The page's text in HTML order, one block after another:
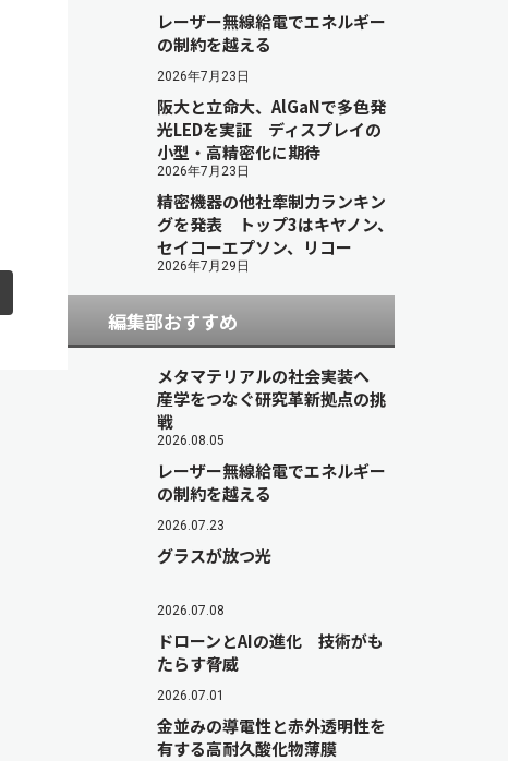
レーザー無線給電でエネルギー
の制約を越える
2026年7月23日
阪大と立命大、AlGaNで多色発
光LEDを実証 ディスプレイの
小型・高精密化に期待
2026年7月23日
精密機器の他社牽制力ランキン
グを発表 トップ3はキヤノン、
セイコーエプソン、リコー
2026年7月29日
編集部おすすめ
メタマテリアルの社会実装へ
産学をつなぐ研究革新拠点の挑
戦
2026.08.05
レーザー無線給電でエネルギー
の制約を越える
2026.07.23
グラスが放つ光
2026.07.08
ドローンとAIの進化 技術がも
たらす脅威
2026.07.01
金並みの導電性と赤外透明性を
有する高耐久酸化物薄膜